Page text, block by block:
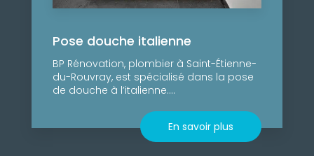
Pose douche italienne
BP Rénovation, plombier à Saint-Étienne-
du-Rouvray, est spécialisé dans la pose
de douche à l’italienne....
En savoir plus